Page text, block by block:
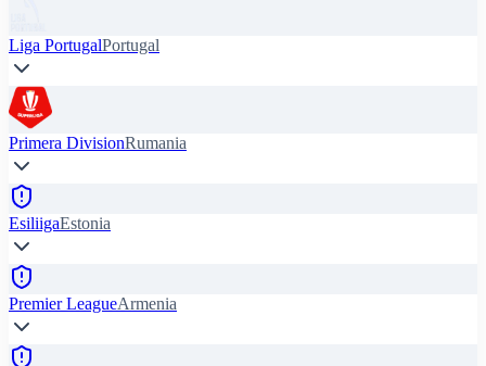
Liga PortugalPortugal
Primera DivisionRumania
EsiliigaEstonia
Premier LeagueArmenia